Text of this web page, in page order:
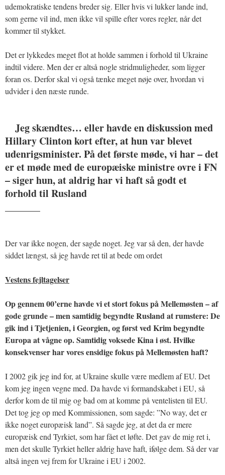
udemokratiske tendens breder sig. Eller hvis vi lukker lande ind,
som gerne vil ind, men ikke vil spille efter vores regler, når det
kommer til stykket.
Det er lykkedes meget flot at holde sammen i forhold til Ukraine
indtil videre. Men der er altså nogle stridmuligheder, som ligger
foran os. Derfor skal vi også tænke meget nøje over, hvordan vi
udvider i den næste runde.
Jeg skændtes… eller havde en diskussion med
Hillary Clinton kort efter, at hun var blevet
udenrigsminister. På det første møde, vi har – det
er et møde med de europæiske ministre ovre i FN
– siger hun, at aldrig har vi haft så godt et
forhold til Rusland
Der var ikke nogen, der sagde noget. Jeg var så den, der havde
siddet længst, så jeg havde ret til at bede om ordet
Vestens fejltagelser
Op gennem 00’erne havde vi et stort fokus på Mellemøsten – af
gode grunde – men samtidig begyndte Rusland at rumstere: De
gik ind i Tjetjenien, i Georgien, og først ved Krim begyndte
Europa at vågne op. Samtidig voksede Kina i øst. Hvilke
konsekvenser har vores ensidige fokus på Mellemøsten haft?
I 2002 gik jeg ind for, at Ukraine skulle være medlem af EU. Det
kom jeg ingen vegne med. Da havde vi formandskabet i EU, så
derfor kom de til mig og bad om at komme på ventelisten til EU.
Det tog jeg op med Kommissionen, som sagde: ”No way, det er
ikke noget europæisk land”. Så sagde jeg, at det da er mere
europæisk end Tyrkiet, som har fået et løfte. Det gav de mig ret i,
men det skulle Tyrkiet heller aldrig have haft, ifølge dem. Så der var
altså ingen vej frem for Ukraine i EU i 2002.